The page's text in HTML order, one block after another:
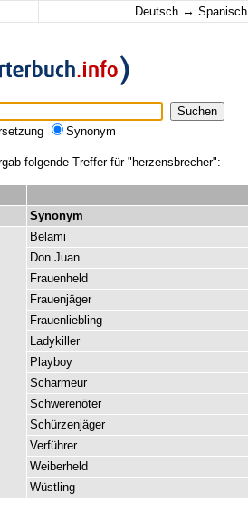
Deutsch ↔ Spanisch
Synonym
folgende Treffer für "herzensbrecher":
Synonym
Belami
Don Juan
Frauenheld
Frauenjäger
Frauenliebling
Ladykiller
Playboy
Scharmeur
Schwerenöter
Schürzenjäger
Verführer
Weiberheld
Wüstling